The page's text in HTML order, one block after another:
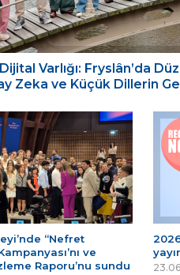
Varlığı: Fryslân’da
Zeka ve Küçük Dillerin
“Nefret
ve
Raporu’nu sundu